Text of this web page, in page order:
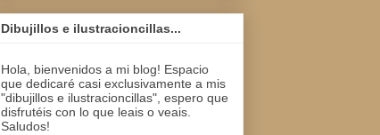
Dibujillos e ilustracioncillas...
Hola, bienvenidos a mi blog! Espacio
que dedicaré casi exclusivamente a mis
"dibujillos e ilustracioncillas", espero que
disfrutéis con lo que leais o veais.
Saludos!